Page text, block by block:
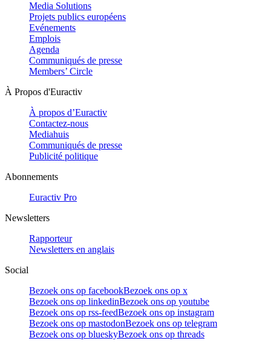
Media Solutions
Projets publics européens
Evénements
Emplois
Agenda
Communiqués de presse
Members’ Circle
À Propos d'Euractiv
À propos d’Euractiv
Contactez-nous
Mediahuis
Communiqués de presse
Publicité politique
Abonnements
Euractiv Pro
Newsletters
Rapporteur
Newsletters en anglais
Social
Bezoek ons op facebookBezoek ons op x
Bezoek ons op linkedinBezoek ons op youtube
Bezoek ons op rss-feedBezoek ons op instagram
Bezoek ons op mastodonBezoek ons op telegram
Bezoek ons op blueskyBezoek ons op threads